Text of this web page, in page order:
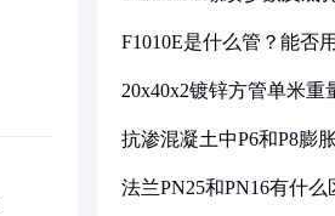
F1010E是什么管？能否
20x40x2镀锌方管单米重
抗渗混凝土中P6和P8膨
法兰PN25和PN16有什么